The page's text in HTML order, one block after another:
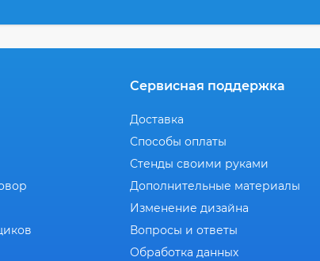
Сервисная поддержка
Доставка
Способы оплаты
Стенды своими руками
Дополнительные материалы
Изменение дизайна
Вопросы и ответы
Обработка данных